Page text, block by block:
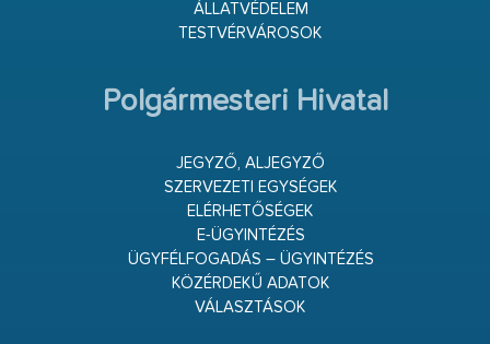
ÁLLATVÉDELEM
TESTVÉRVÁROSOK
Polgármesteri Hivatal
JEGYZŐ, ALJEGYZŐ
SZERVEZETI EGYSÉGEK
ELÉRHETŐSÉGEK
E-ÜGYINTÉZÉS
ÜGYFÉLFOGADÁS – ÜGYINTÉZÉS
KÖZÉRDEKŰ ADATOK
VÁLASZTÁSOK